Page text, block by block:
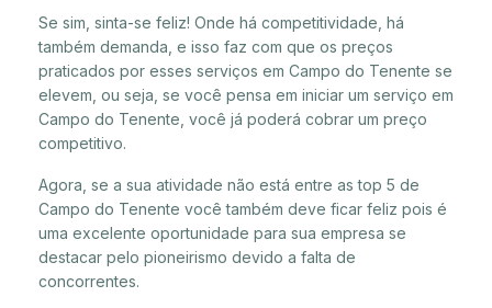
Se sim, sinta-se feliz! Onde há competitividade, há
também demanda, e isso faz com que os preços
praticados por esses serviços em Campo do Tenente se
elevem, ou seja, se você pensa em iniciar um serviço em
Campo do Tenente, você já poderá cobrar um preço
competitivo.
Agora, se a sua atividade não está entre as top 5 de
Campo do Tenente você também deve ficar feliz pois é
uma excelente oportunidade para sua empresa se
destacar pelo pioneirismo devido a falta de
concorrentes.